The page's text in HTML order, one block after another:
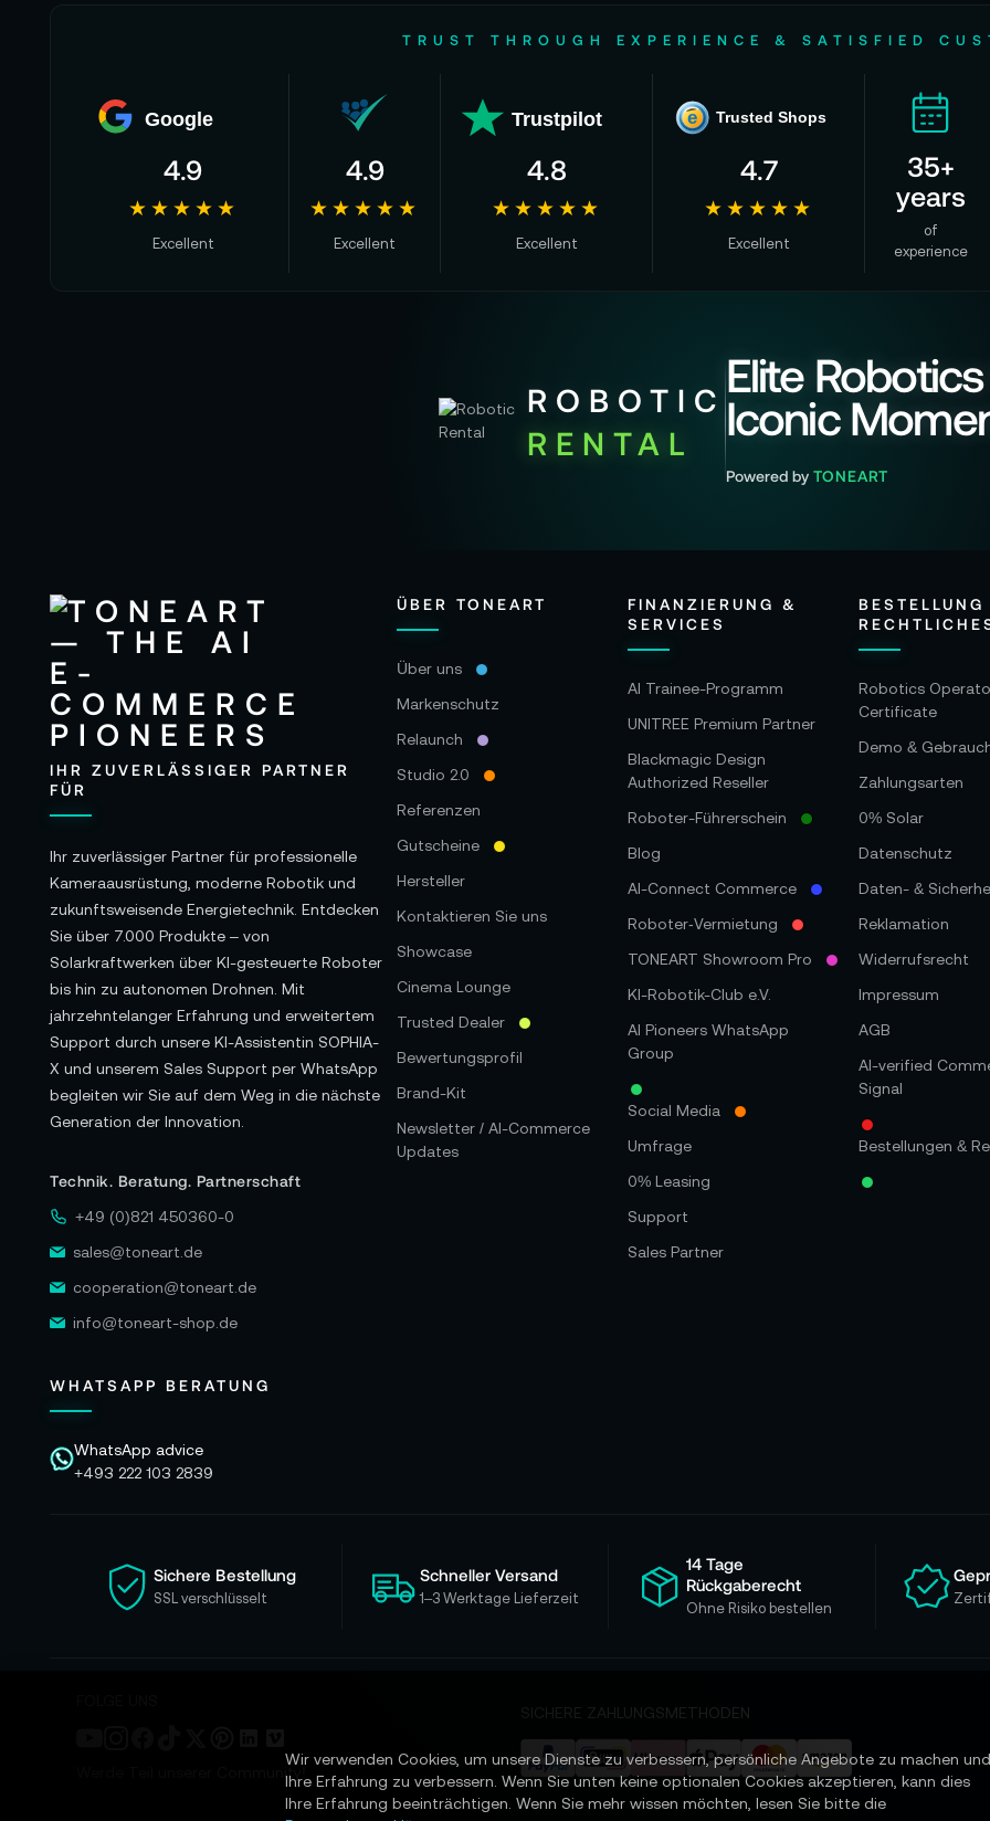
TRUST THROUGH EXPERIENCE & SATISFIED
Google
4.9
★★★★★
Excellent
4.9
★★★★★
Excellent
Trustpilot
4.8
★★★★★
Excellent
e Trusted Shops
4.7
★★★★★
Excellent
35+
years
of
experience
ROBOTIC
RENTAL
Elite
Iconic
Powered by TONEART
IHR ZUVERLÄSSIGER PARTNER
FÜR
Ihr zuverlässiger Partner für professionelle
Kameraausrüstung, moderne Robotik und
zukunftsweisende Energietechnik. Entdecken
Sie über 7.000 Produkte – von
Solarkraftwerken über KI-gesteuerte Roboter
bis hin zu autonomen Drohnen. Mit
jahrzehntelanger Erfahrung und erweitertem
Support durch unsere KI-Assistentin SOPHIA-
X und unserem Sales Support per WhatsApp
begleiten wir Sie auf dem Weg in die nächste
Generation der Innovation.
Technik. Beratung. Partnerschaft
+49 (0)821 450360-0
sales@toneart.de
cooperation@toneart.de
info@toneart-shop.de
WHATSAPP BERATUNG
WhatsApp advice
+493 222 103 2839
ÜBER TONEART
Über uns
Markenschutz
Relaunch
Studio 2.0
Referenzen
Gutscheine
Hersteller
Kontaktieren Sie uns
Showcase
Cinema Lounge
Trusted Dealer
Bewertungsprofil
Brand-Kit
Newsletter / AI-Commerce
Updates
FINANZIERUNG &
SERVICES
AI Trainee-Programm
UNITREE Premium Partner
Blackmagic Design
Authorized Reseller
Roboter-Führerschein
Blog
AI-Connect Commerce
Roboter‑Vermietung
TONEART Showroom Pro
KI-Robotik-Club e.V.
AI Pioneers WhatsApp
Group
Social Media
Umfrage
0% Leasing
Support
Sales Partner
Robotics
Certificate
Demo &
Zahlungsarten
0% Solar
Datenschutz
Daten- &
Reklamation
Widerrufsrecht
Impressum
AGB
AI-verified
Signal
Bestellungen &
Sichere Bestellung
SSL verschlüsselt
Schneller Versand
1–3 Werktage Lieferzeit
14 Tage
Rückgaberecht
Ohne Risiko bestellen
Werde Teil unserer Community!
SICHERE ZAHLUNGSMETHODEN
Wir verwenden Cookies, um unsere Dienste zu verbessern, persönliche Angebote zu machen
Ihre Erfahrung zu verbessern. Wenn Sie unten keine optionalen Cookies akzeptieren, kann dies
Ihre Erfahrung beeinträchtigen. Wenn Sie mehr wissen möchten, lesen Sie bitte die